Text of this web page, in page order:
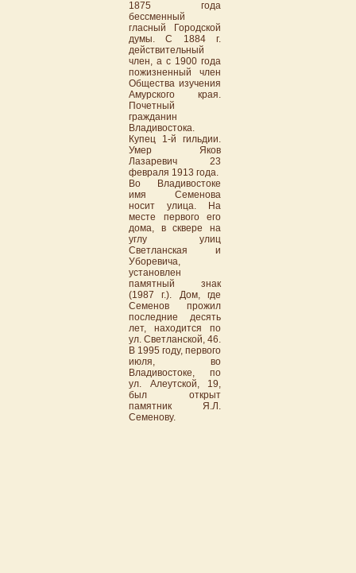
1875 года
бессменный
гласный Городской
думы. С 1884 г.
действительный
член, а с 1900 года
пожизненный член
Общества изучения
Амурского края.
Почетный
гражданин
Владивостока.
Купец 1-й гильдии.
Умер Яков
Лазаревич 23
февраля 1913 года.
Во Владивостоке
имя Семенова
носит улица. На
месте первого его
дома, в сквере на
углу улиц
Светланская и
Уборевича,
установлен
памятный знак
(1987 г.). Дом, где
Семенов прожил
последние десять
лет, находится по
ул. Светланской, 46.
В 1995 году, первого
июля, во
Владивостоке, по
ул. Алеутской, 19,
был открыт
памятник Я.Л.
Семенову.